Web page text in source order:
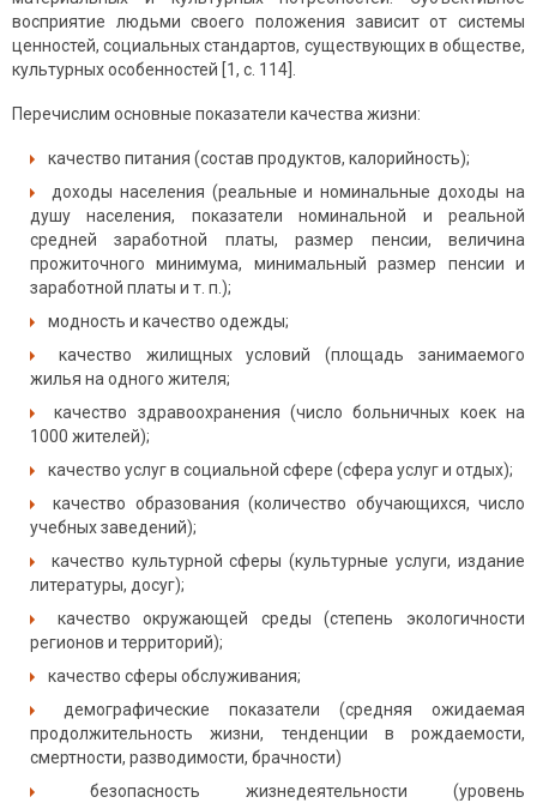
восприятие людьми своего положения зависит от системы
ценностей, социальных стандартов, существующих в обществе,
культурных особенностей [1, с. 114].
Перечислим основные показатели качества жизни:
качество питания (состав продуктов, калорийность);
доходы населения (реальные и номинальные доходы на
душу населения, показатели номинальной и реальной
средней заработной платы, размер пенсии, величина
прожиточного минимума, минимальный размер пенсии и
заработной платы и т. п.);
модность и качество одежды;
качество жилищных условий (площадь занимаемого
жилья на одного жителя;
качество здравоохранения (число больничных коек на
1000 жителей);
качество услуг в социальной сфере (сфера услуг и отдых);
качество образования (количество обучающихся, число
учебных заведений);
качество культурной сферы (культурные услуги, издание
литературы, досуг);
качество окружающей среды (степень экологичности
регионов и территорий);
качество сферы обслуживания;
демографические показатели (средняя ожидаемая
продолжительность жизни, тенденции в рождаемости,
смертности, разводимости, брачности)
безопасность жизнедеятельности (уровень